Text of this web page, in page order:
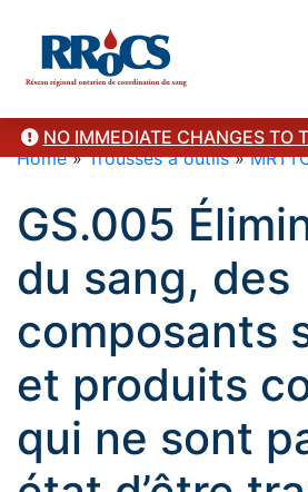
NO IMMEDIATE CHANGES TO
Home»Trousses à outils»
GS.005
du sang, des
composants
et produits
qui ne sont